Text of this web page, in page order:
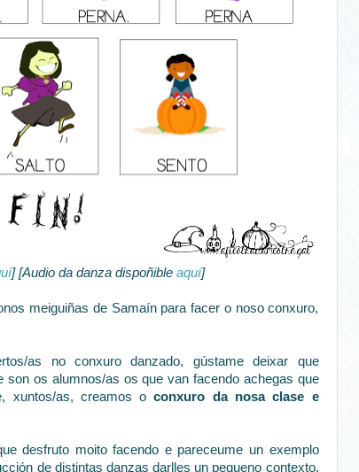
] [Audio da danza dispoñible aquí]
meiguiñas de Samaín para facer o noso conxuro,
as no conxuro danzado, gústame deixar que
son os alumnos/as os que van facendo achegas que
xuntos/as, creamos oconxuro da nosa clase e
desfruto moito facendo e pareceume un exemplo
de distintas danzas darlles un pequeno contexto,